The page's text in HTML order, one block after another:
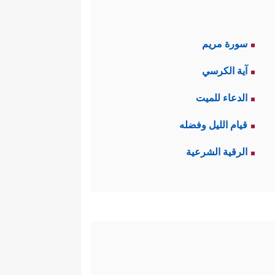
سورة مريم
آية الكرسي
الدعاء للميت
قيام الليل وفضله
الرقية الشرعية